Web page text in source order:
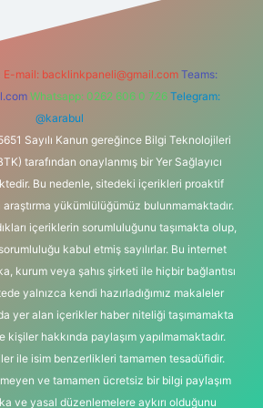
E-mail: backlinkpaneli@gmail.com Teams:
Whatsapp: 0262 606 0 726 Telegram:
@karabul
Sayılı Kanun gereğince Bilgi Teknolojileri
tarafından onaylanmış bir Yer Sağlayıcı
Bu nedenle, sitedeki içerikleri proaktif
yükümlülüğümüz bulunmamaktadır.
içeriklerin sorumluluğunu taşımakta olup,
kabul etmiş sayılırlar. Bu internet
kurum veya şahıs şirketi ile hiçbir bağlantısı
yalnızca kendi hazırladığımız makaleler
yer alan içerikler haber niteliği taşımamakta
hakkında paylaşım yapılmamaktadır.
ile isim benzerlikleri tamamen tesadüfidir.
ve tamamen ücretsiz bir bilgi paylaşım
ve yasal düzenlemelere aykırı olduğunu